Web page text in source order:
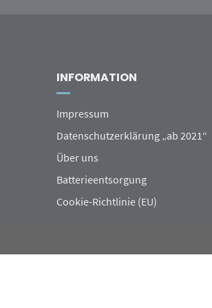
INFORMATION
Impressum
Datenschutzerklärung „ab 2021“
Über uns
Batterieentsorgung
Cookie-Richtlinie (EU)